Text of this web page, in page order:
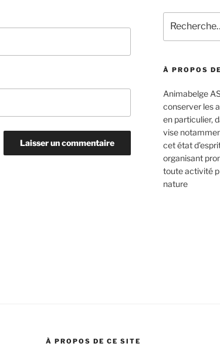
pour
:
À PROPOS
Animabelge
conserver les
en particulier,
vise
cet état
organisant
toute activité
nature
À PROPOS DE CE SITE